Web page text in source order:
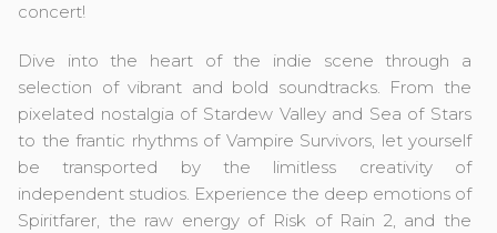
concert!
Dive into the heart of the indie scene through a
selection of vibrant and bold soundtracks. From the
pixelated nostalgia of Stardew Valley and Sea of Stars
to the frantic rhythms of Vampire Survivors, let yourself
be transported by the limitless creativity of
independent studios. Experience the deep emotions of
Spiritfarer, the raw energy of Risk of Rain 2, and the